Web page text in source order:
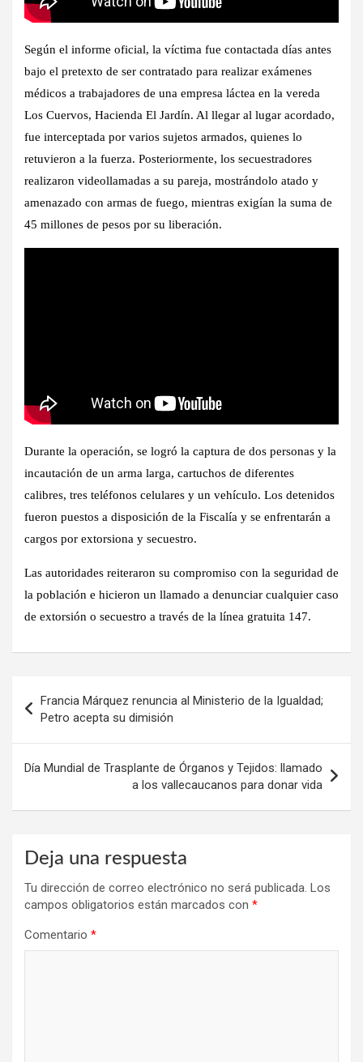
Según el informe oficial, la víctima fue contactada días antes
bajo el pretexto de ser contratado para realizar exámenes
médicos a trabajadores de una empresa láctea en la vereda
Los Cuervos, Hacienda El Jardín. Al llegar al lugar acordado,
fue interceptada por varios sujetos armados, quienes lo
retuvieron a la fuerza. Posteriormente, los secuestradores
realizaron videollamadas a su pareja, mostrándolo atado y
amenazado con armas de fuego, mientras exigían la suma de
45 millones de pesos por su liberación.
Durante la operación, se logró la captura de dos personas y la
incautación de un arma larga, cartuchos de diferentes
calibres, tres teléfonos celulares y un vehículo. Los detenidos
fueron puestos a disposición de la Fiscalía y se enfrentarán a
cargos por extorsiona y secuestro.
Las autoridades reiteraron su compromiso con la seguridad de
la población e hicieron un llamado a denunciar cualquier caso
de extorsión o secuestro a través de la línea gratuita 147.
de
entradas
Francia Márquez renuncia al Ministerio de la Igualdad;
Petro acepta su dimisión
Día Mundial de Trasplante de Órganos y Tejidos: llamado
a los vallecaucanos para donar vida
Deja una respuesta
Tu dirección de correo electrónico no será publicada. Los
campos obligatorios están marcados con *
Comentario *